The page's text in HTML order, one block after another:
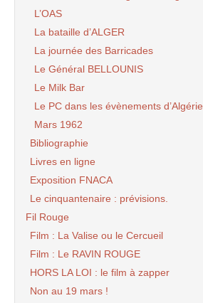
L’OAS
La bataille d’ALGER
La journée des Barricades
Le Général BELLOUNIS
Le Milk Bar
Le PC dans les évènements d’Algérie
Mars 1962
Bibliographie
Livres en ligne
Exposition FNACA
Le cinquantenaire : prévisions.
Fil Rouge
Film : La Valise ou le Cercueil
Film : Le RAVIN ROUGE
HORS LA LOI : le film à zapper
Non au 19 mars !